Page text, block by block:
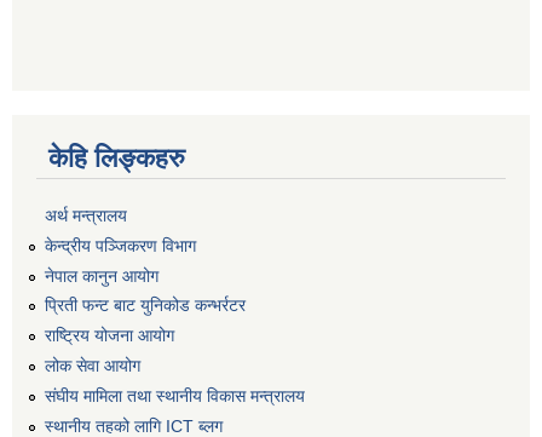
केहि लिङ्कहरु
अर्थ मन्त्रालय
केन्द्रीय पञ्जिकरण विभाग
नेपाल कानुन आयोग
प्रिती फन्ट बाट युनिकोड कन्भर्रटर
राष्ट्रिय योजना आयोग
लोक सेवा आयोग
संघीय मामिला तथा स्थानीय विकास मन्त्रालय
स्थानीय तहको लागि ICT ब्लग